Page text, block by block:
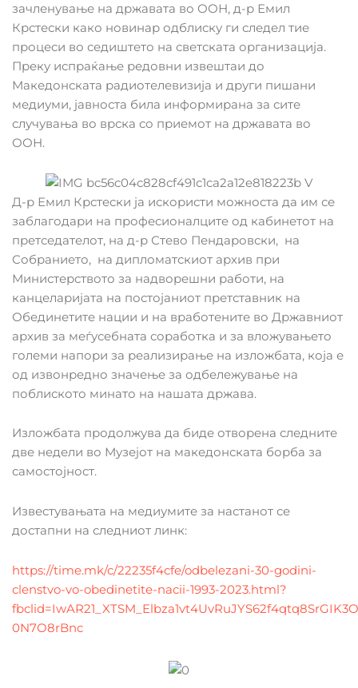
зачленување на државата во ООН, д-р Емил
Крстески како новинар одблиску ги следел тие
процеси во седиштето на светската организација.
Преку испраќање редовни извештаи до
Македонската радиотелевизија и други пишани
медиуми, јавноста била информирана за сите
случувања во врска со приемот на државата во
ООН.
Д-р Емил Крстески ја искористи можноста да им се
заблагодари на професионалците од кабинетот на
претседателот, на д-р Стево Пендаровски, на
Собранието, на дипломатскиот архив при
Министерството за надворешни работи, на
канцеларијата на постојаниот претставник на
Обединетите нации и на вработените во Државниот
архив за меѓусебната соработка и за вложувањето
големи напори за реализирање на изложбата, која е
од извонредно значење за одбележување на
поблиското минато на нашата држава.
Изложбата продолжува да биде отворена следните
две недели во Музејот на македонската борба за
самостојност.
Известувањата на медиумите за настанот се
достапни на следниот линк:
https://time.mk/c/22235f4cfe/odbelezani-30-godini-
clenstvo-vo-obedinetite-nacii-1993-2023.html?
0N7O8rBnc